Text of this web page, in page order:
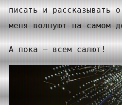
писать и рассказывать
меня волнуют на самом
А пока — всем салют!